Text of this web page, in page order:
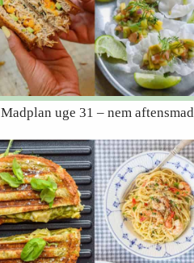
Madplan uge 31 – nem aftensmad